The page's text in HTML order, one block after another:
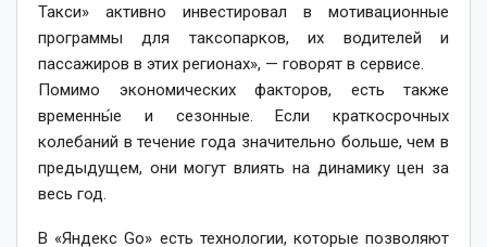
Такси» активно инвестировал в мотивационные
программы для таксопарков, их водителей и
пассажиров в этих регионах», — говорят в сервисе.
Помимо экономических факторов, есть также
временны́е и сезонные. Если краткосрочных
колебаний в течение года значительно больше, чем в
предыдущем, они могут влиять на динамику цен за
весь год.
В «Яндекс Go» есть технологии, которые позволяют